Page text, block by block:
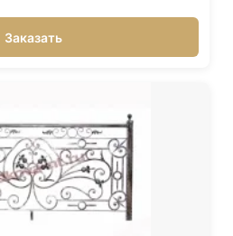
Заказать